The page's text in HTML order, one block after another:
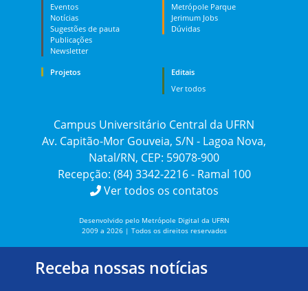
Eventos
Notícias
Sugestões de pauta
Publicações
Newsletter
Metrópole Parque
Jerimum Jobs
Dúvidas
Projetos
Editais
Ver todos
Campus Universitário Central da UFRN
Av. Capitão-Mor Gouveia, S/N - Lagoa Nova,
Natal/RN, CEP: 59078-900
Recepção: (84) 3342-2216 - Ramal 100
Ver todos os contatos
Desenvolvido pelo Metrópole Digital da UFRN
2009 a 2026 | Todos os direitos reservados
Receba nossas notícias